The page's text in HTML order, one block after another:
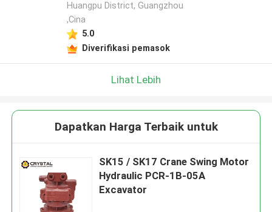
Huangpu District, Guangzhou
,Cina
5.0
Diverifikasi pemasok
Lihat Lebih
Dapatkan Harga Terbaik untuk
SK15 / SK17 Crane Swing Motor
Hydraulic PCR-1B-05A
Excavator